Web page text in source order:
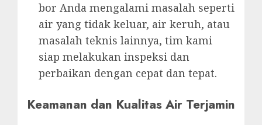
bor Anda mengalami masalah seperti
air yang tidak keluar, air keruh, atau
masalah teknis lainnya, tim kami
siap melakukan inspeksi dan
perbaikan dengan cepat dan tepat.
Keamanan dan Kualitas Air Terjamin